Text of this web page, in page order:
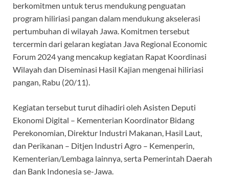
berkomitmen untuk terus mendukung penguatan
program hiliriasi pangan dalam mendukung akselerasi
pertumbuhan di wilayah Jawa. Komitmen tersebut
tercermin dari gelaran kegiatan Java Regional Economic
Forum 2024 yang mencakup kegiatan Rapat Koordinasi
Wilayah dan Diseminasi Hasil Kajian mengenai hiliriasi
pangan, Rabu (20/11).
Kegiatan tersebut turut dihadiri oleh Asisten Deputi
Ekonomi Digital – Kementerian Koordinator Bidang
Perekonomian, Direktur Industri Makanan, Hasil Laut,
dan Perikanan – Ditjen Industri Agro – Kemenperin,
Kementerian/Lembaga lainnya, serta Pemerintah Daerah
dan Bank Indonesia se-Jawa.